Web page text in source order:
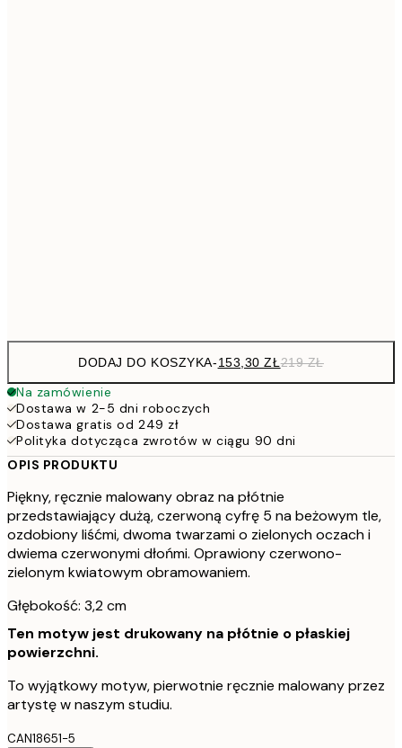
DODAJ DO KOSZYKA-153,30 ZŁ219 ZŁ
Na zamówienie
Dostawa w 2-5 dni roboczych
Dostawa gratis od 249 zł
Polityka dotycząca zwrotów w ciągu 90 dni
OPIS PRODUKTU
Piękny, ręcznie malowany obraz na płótnie
przedstawiający dużą, czerwoną cyfrę 5 na beżowym tle,
ozdobiony liśćmi, dwoma twarzami o zielonych oczach i
dwiema czerwonymi dłońmi. Oprawiony czerwono-
zielonym kwiatowym obramowaniem.
Głębokość: 3,2 cm
Ten motyw jest drukowany na płótnie o płaskiej
powierzchni.
To wyjątkowy motyw, pierwotnie ręcznie malowany przez
artystę w naszym studiu.
CAN18651-5